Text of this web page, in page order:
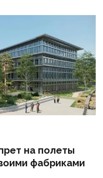
на полеты
фабриками